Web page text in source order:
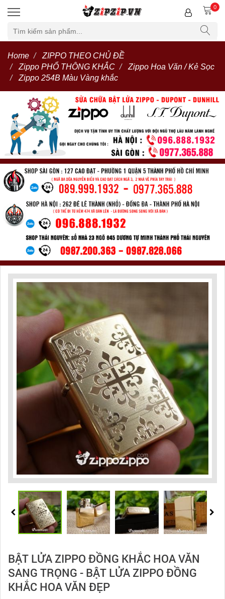
0
Home
ZIPPO THEO CHỦ ĐỀ
Zippo PHỔ THÔNG KHẮC
Zippo Hoa Văn / Kẻ Sọc
Zippo 254B Màu Vàng khắc
BẬT LỬA ZIPPO ĐỒNG KHẮC HOA VĂN
SANG TRỌNG - BẬT LỬA ZIPPO ĐỒNG
KHẮC HOA VĂN ĐẸP